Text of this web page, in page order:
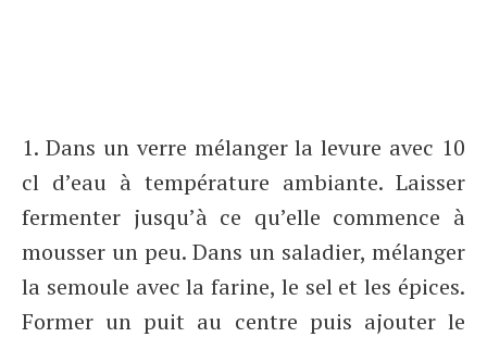
1. Dans un verre mélanger la levure avec 10
cl d’eau à température ambiante. Laisser
fermenter jusqu’à ce qu’elle commence à
mousser un peu. Dans un saladier, mélanger
la semoule avec la farine, le sel et les épices.
Former un puit au centre puis ajouter le